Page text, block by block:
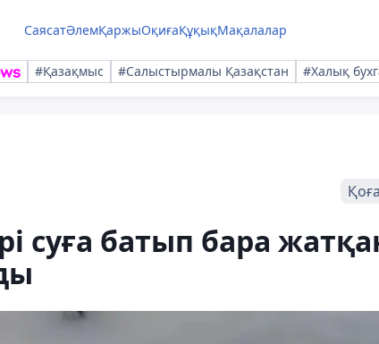
СаясатӘлемҚаржыОқиғаҚұқықМақалалар
#Қазақмыс #Салыстырмалы Қазақстан #Халық
суға батып бара